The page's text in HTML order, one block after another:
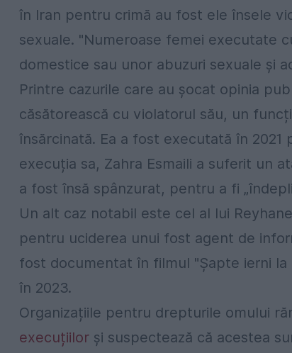
în Iran pentru crimă au fost ele însele
sexuale. "Numeroase femei executate
domestice sau unor abuzuri sexuale și
Printre cazurile care au șocat opinia
căsătorească cu violatorul său, un
însărcinată. Ea a fost executată în
execuția sa, Zahra Esmaili a suferit un
a fost însă spânzurat, pentru a fi
Un alt caz notabil este cel al lui
pentru uciderea unui fost agent de
fost documentat în filmul "Șapte ierni la
în 2023.
Organizațiile pentru drepturile omului
execuțiilor și suspectează că acestea